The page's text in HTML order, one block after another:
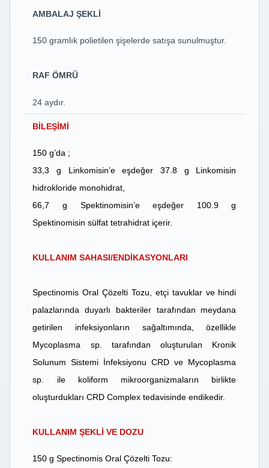
AMBALAJ ŞEKLİ
150 gramlık polietilen şişelerde satışa sunulmuştur.
RAF ÖMRÜ
24 aydır.
BİLEŞİMİ
150 g’da ;
33,3 g Linkomisin’e eşdeğer 37.8 g Linkomisin
hidrokloride monohidrat,
66,7 g Spektinomisin’e eşdeğer 100.9 g
Spektinomisin sülfat tetrahidrat içerir.
KULLANIM SAHASI/ENDİKASYONLARI
Spectinomis Oral Çözelti Tozu, etçi tavuklar ve hindi
palazlarında duyarlı bakteriler tarafından meydana
getirilen infeksiyonların sağaltımında, özellikle
Mycoplasma sp. tarafından oluşturulan Kronik
Solunum Sistemi İnfeksiyonu CRD ve Mycoplasma
sp. ile koliform mikroorganizmaların birlikte
oluşturdukları CRD Complex tedavisinde endikedir.
KULLANIM ŞEKLİ VE DOZU
150 g Spectinomis Oral Çözelti Tozu: